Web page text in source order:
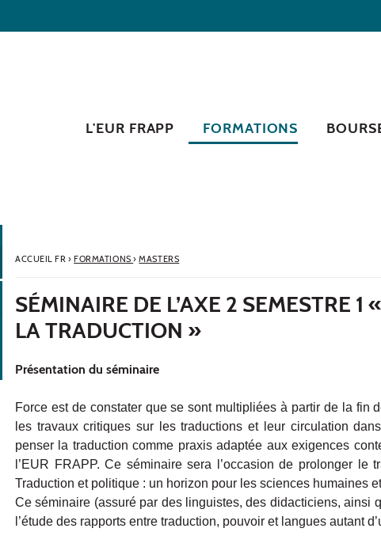
L'EUR FRAPP FORMATIONS
ACCUEIL FR› FORMATIONS› MASTERS
SÉMINAIRE DE L’AXE 2 SEMESTRE
LA TRADUCTION »
Présentation du séminaire
Force est de constater que se sont multipliées à partir de la fin
les travaux critiques sur les traductions et leur circulation
penser la traduction comme praxis adaptée aux exigences
l’EUR FRAPP. Ce séminaire sera l’occasion de prolonger
Traduction et politique : un horizon pour les sciences humaines
Ce séminaire (assuré par des linguistes, des didacticiens, ainsi
l’étude des rapports entre traduction, pouvoir et langues autant